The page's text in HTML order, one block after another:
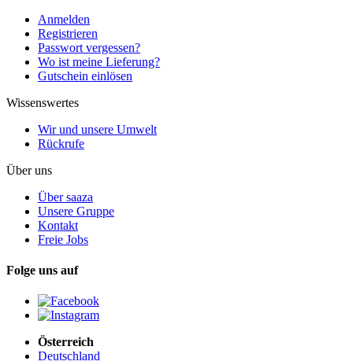
Anmelden
Registrieren
Passwort vergessen?
Wo ist meine Lieferung?
Gutschein einlösen
Wissenswertes
Wir und unsere Umwelt
Rückrufe
Über uns
Über saaza
Unsere Gruppe
Kontakt
Freie Jobs
Folge uns auf
Österreich
Deutschland